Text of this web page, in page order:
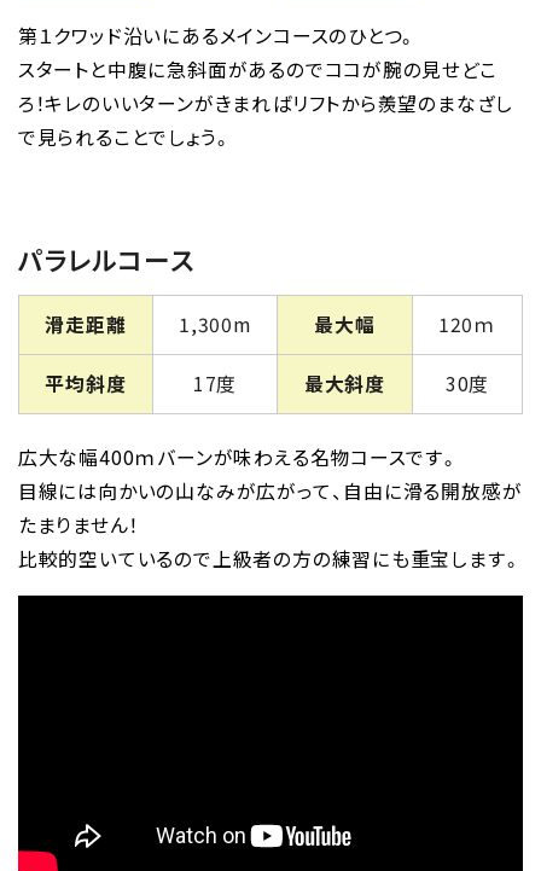
第１クワッド沿いにあるメインコースのひとつ。
スタートと中腹に急斜面があるのでココが腕の見せどこ
ろ！キレのいいターンがきまればリフトから羨望のまなざし
で見られることでしょう。
パラレルコース
滑走距離 1,300m 最大幅 120ｍ
平均斜度 17度 最大斜度 30度
広大な幅400ｍバーンが味わえる名物コースです。
目線には向かいの山なみが広がって、自由に滑る開放感が
たまりません！
比較的空いているので上級者の方の練習にも重宝します。